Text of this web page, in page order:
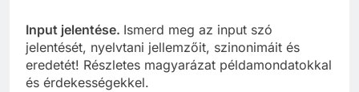
Input jelentése. Ismerd meg az input szó
jelentését, nyelvtani jellemzőit, szinonimáit és
eredetét! Részletes magyarázat példamondatokkal
és érdekességekkel.